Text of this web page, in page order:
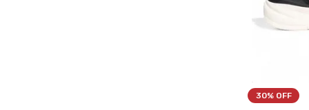
30% OFF